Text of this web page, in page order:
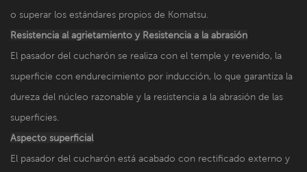
o superar los estándares propios de Komatsu.
Resistencia al agrietamiento y Resistencia a la abrasión
El pasador del cucharón se realiza con el temple y revenido, la
superficie con endurecimiento por inducción, lo que garantiza la
dureza del núcleo razonable y la resistencia a la abrasión de las
superficies.
Aspecto superficial
El pasador del cucharón está acabado con rectificado externo y